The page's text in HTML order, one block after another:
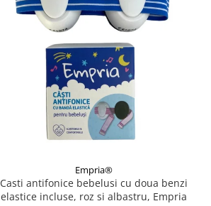
Empria®
Casti antifonice bebelusi cu doua benzi
elastice incluse, roz si albastru, Empria